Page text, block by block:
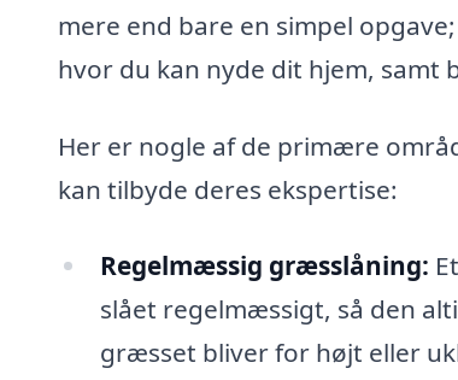
mere end bare en simpel
hvor du kan nyde dit hjem, samt
Her er nogle af de primære
kan tilbyde deres ekspertise:
Regelmæssig græsslåning:
slået regelmæssigt, så den
græsset bliver for højt eller